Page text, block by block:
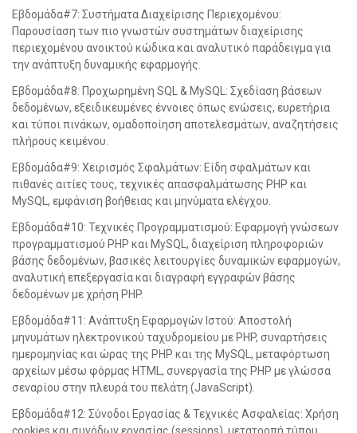
Εβδομάδα#7: Συστήματα Διαχείρισης Περιεχομένου:
Παρουσίαση των πιο γνωστών συστημάτων διαχείρισης
περιεχομένου ανοικτού κώδικα και αναλυτικό παράδειγμα για
την ανάπτυξη δυναμικής εφαρμογής.
Εβδομάδα#8: Προχωρημένη SQL & MySQL: Σχεδίαση βάσεων
δεδομένων, εξειδικευμένες έννοιες όπως ενώσεις, ευρετήρια
και τύποι πινάκων, ομαδοποίηση αποτελεσμάτων, αναζητήσεις
πλήρους κειμένου.
Εβδομάδα#9: Χειρισμός Σφαλμάτων: Είδη σφαλμάτων και
πιθανές αιτίες τους, τεχνικές απασφαλμάτωσης PHP και
MySQL, εμφάνιση βοήθειας και μηνύματα ελέγχου.
Εβδομάδα#10: Τεχνικές Προγραμματισμού: Εφαρμογή γνώσεων
προγραμματισμού PHP και MySQL, διαχείριση πληροφοριών
βάσης δεδομένων, βασικές λειτουργίες δυναμικών εφαρμογών,
αναλυτική επεξεργασία και διαγραφή εγγραφών βάσης
δεδομένων με χρήση PHP.
Εβδομάδα#11: Ανάπτυξη Εφαρμογών Ιστού: Αποστολή
μηνυμάτων ηλεκτρονικού ταχυδρομείου με PHP, συναρτήσεις
ημερομηνίας και ώρας της PHP και της MySQL, μεταφόρτωση
αρχείων μέσω φόρμας HTML, συνεργασία της PHP με γλώσσα
σεναρίου στην πλευρά του πελάτη (JavaScript).
Εβδομάδα#12: Σύνοδοι Εργασίας & Τεχνικές Ασφαλείας: Χρήση
cookies και συνόδων εργασίας (sessions), μετατροπή τύπου